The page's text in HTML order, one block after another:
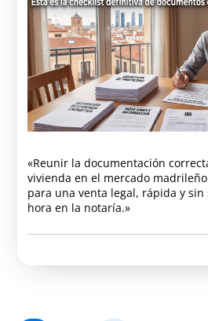
«Reunir la documentación
vivienda en el mercado
para una venta legal, rápida y
hora en la notaría.»